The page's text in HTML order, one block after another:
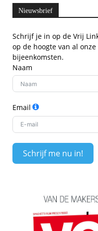
Nieuwsbrief
Schrijf je in op de Vrij
op de hoogte van al
bijeenkomsten.
Naam
Email
Schrijf me nu in!